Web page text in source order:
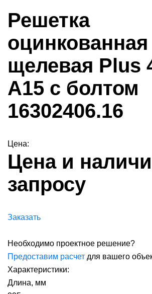
Решетка
оцинкованная
щелевая Plus
A15 с болтом
16302406.16
Цена:
Цена и
запросу
Заказать
Необходимо проектное решение?
Предоставим расчет для вашего
Характеристики:
Длина, мм